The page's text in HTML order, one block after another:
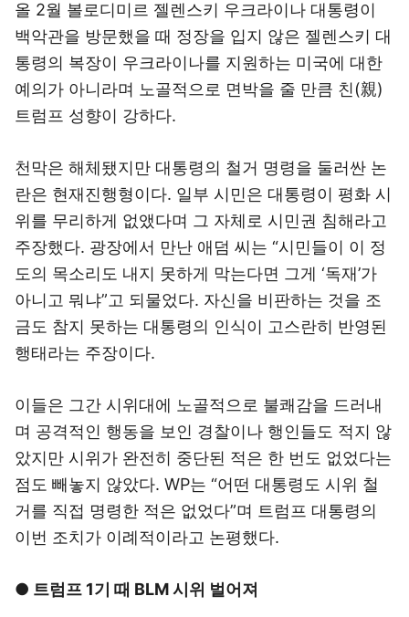
올 2월 볼로디미르 젤렌스키 우크라이나 대통령이
백악관을 방문했을 때 정장을 입지 않은 젤렌스키 대
통령의 복장이 우크라이나를 지원하는 미국에 대한
예의가 아니라며 노골적으로 면박을 줄 만큼 친(親)
트럼프 성향이 강하다.
천막은 해체됐지만 대통령의 철거 명령을 둘러싼 논
란은 현재진행형이다. 일부 시민은 대통령이 평화 시
위를 무리하게 없앴다며 그 자체로 시민권 침해라고
주장했다. 광장에서 만난 애덤 씨는 “시민들이 이 정
도의 목소리도 내지 못하게 막는다면 그게 ‘독재’가
아니고 뭐냐”고 되물었다. 자신을 비판하는 것을 조
금도 참지 못하는 대통령의 인식이 고스란히 반영된
행태라는 주장이다.
이들은 그간 시위대에 노골적으로 불쾌감을 드러내
며 공격적인 행동을 보인 경찰이나 행인들도 적지 않
았지만 시위가 완전히 중단된 적은 한 번도 없었다는
점도 빼놓지 않았다. WP는 “어떤 대통령도 시위 철
거를 직접 명령한 적은 없었다”며 트럼프 대통령의
이번 조치가 이례적이라고 논평했다.
● 트럼프 1기 때 BLM 시위 벌어져